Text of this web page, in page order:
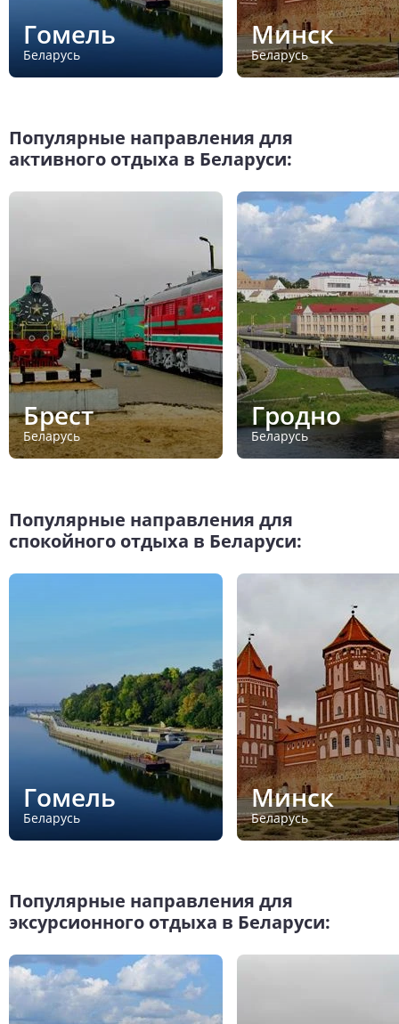
Гомель
Беларусь
Минск
Беларусь
Популярные направления для
активного отдыха в Беларуси:
Брест
Беларусь
Гродно
Беларусь
Популярные направления для
спокойного отдыха в Беларуси:
Гомель
Беларусь
Минск
Беларусь
Популярные направления для
эксурсионного отдыха в Беларуси: